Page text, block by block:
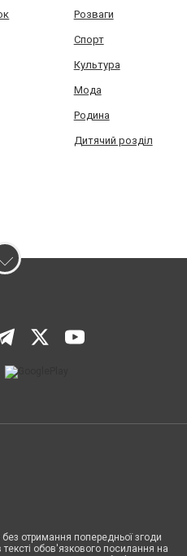
Розваги
Спорт
Культура
Мода
Родина
Дитячий розділ
отримання попередньої згоди
обов'язкового посилання на